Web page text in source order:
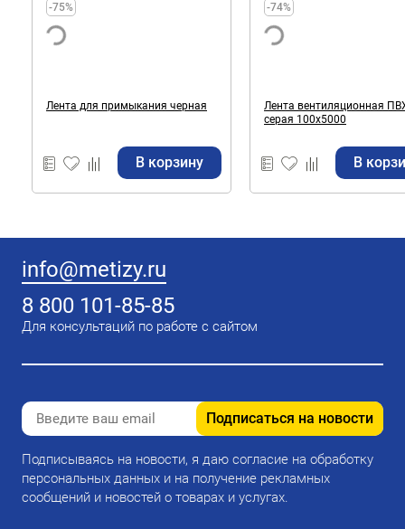
-75%
Лента для примыкания черная
В корзину
-74%
Лента вентиляционная
серая 100х5000
В
info@metizy.ru
8 800 101-85-85
Для консультаций по работе с сайтом
Подписаться на новости
Подписываясь на новости, я даю согласие на обработку
персональных данных и на получение рекламных
сообщений и новостей о товарах и услугах.